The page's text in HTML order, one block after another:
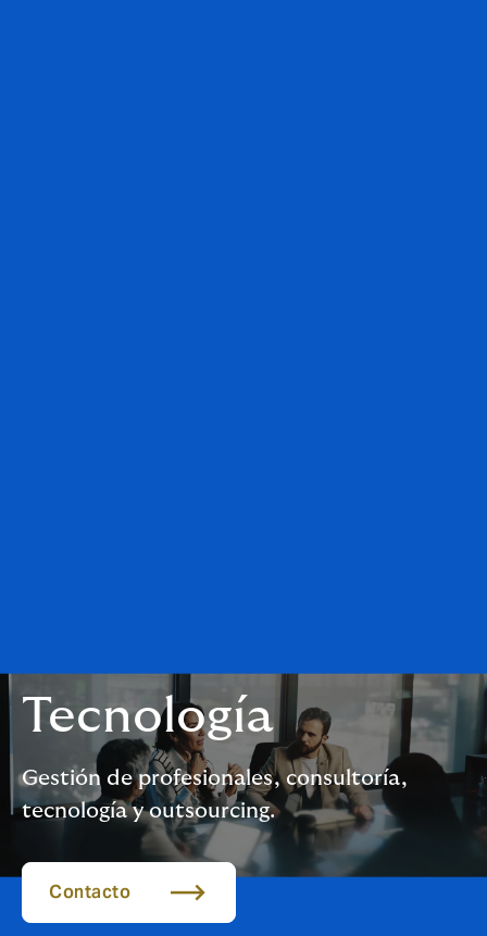
Tecnología
Gestión de profesionales, consultoría,
tecnología y outsourcing.
Contacto